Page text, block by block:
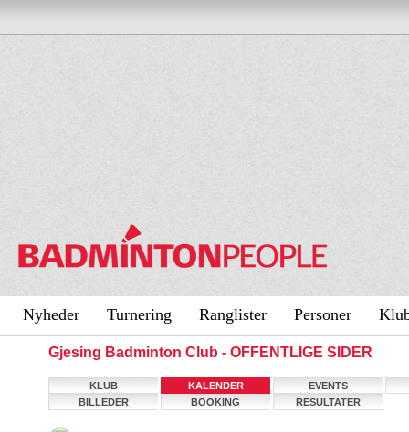
Nyheder Turnering Ranglister Personer
Gjesing Badminton Club - OFFENTLIGE SIDER
KLUB KALENDER
EVENTS
BILLEDER
BOOKING RESULTATER